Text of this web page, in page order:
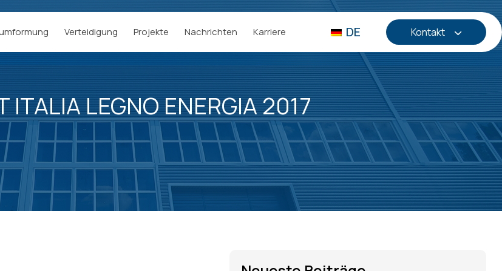
Verteidigung Projekte Nachrichten Karriere DE Kontakt
ITALIA LEGNO ENERGIA 2017